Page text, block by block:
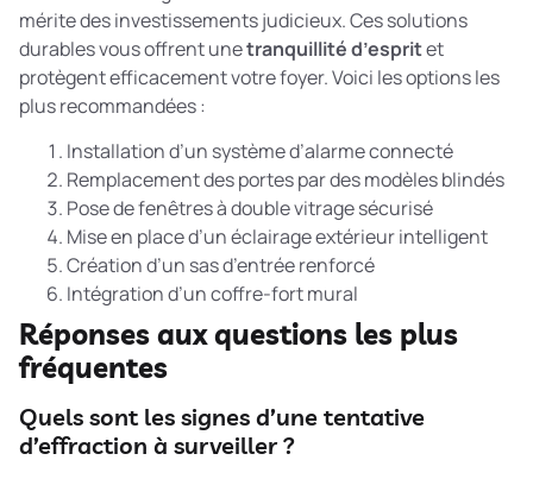
mérite des investissements judicieux. Ces solutions
durables vous offrent unetranquillité d’espritet
protègent efficacement votre foyer. Voici les options les
plus recommandées :
Installation d’un système d’alarme connecté
Remplacement des portes par des modèles blindés
Pose de fenêtres à double vitrage sécurisé
Mise en place d’un éclairage extérieur intelligent
Création d’un sas d’entrée renforcé
Intégration d’un coffre-fort mural
Réponses aux questions les plus
fréquentes
Quels sont les signes d’une tentative
d’effraction à surveiller ?